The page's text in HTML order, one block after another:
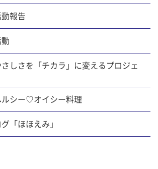
報告
しさを「チカラ」に変えるプロジェ
ルシー♡オイシー料理
「ほほえみ」